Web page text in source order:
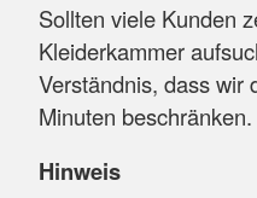
Sollten viele Kunden
Kleiderkammer
Verständnis, dass wir
Minuten beschränken.
Hinweis